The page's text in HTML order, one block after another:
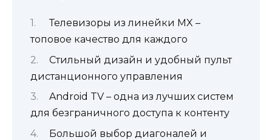
Телевизоры из линейки MX –
топовое качество для каждого
Стильный дизайн и удобный пульт
дистанционного управления
Android TV – одна из лучших систем
для безграничного доступа к контенту
Большой выбор диагоналей и